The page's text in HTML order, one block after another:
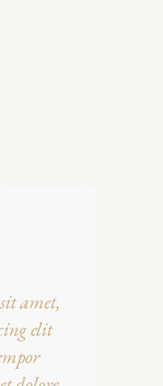
amet,
elit